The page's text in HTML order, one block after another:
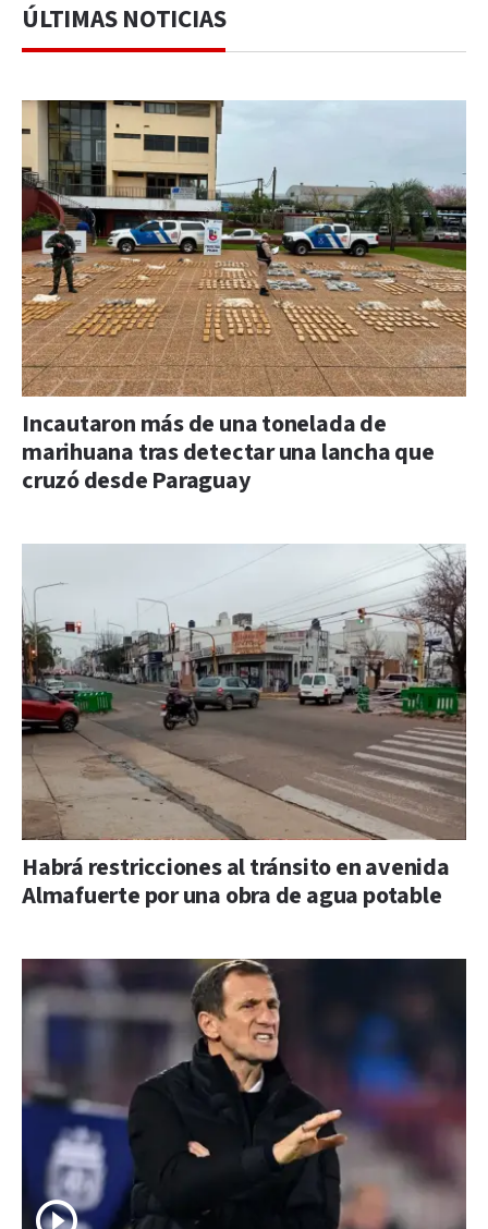
ÚLTIMAS NOTICIAS
Incautaron más de una tonelada de
marihuana tras detectar una lancha que
cruzó desde Paraguay
Habrá restricciones al tránsito en avenida
Almafuerte por una obra de agua potable